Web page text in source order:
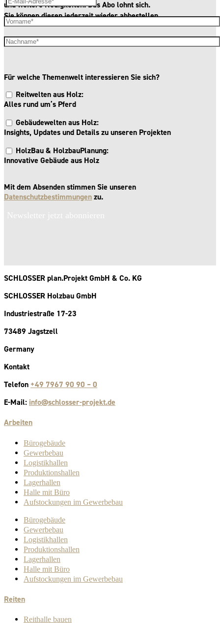
und weitereNeuigkeiten. Das Abo lohnt sich.
Sie können diesen jederzeit wieder abbestellen.
Für welche Themenwelt interessieren Sie sich?
Reitwelten aus Holz:
Alles rund um’s Pferd
Gebäudewelten aus Holz:
Insights, Updates und Details zu unseren Projekten
HolzBau & HolzbauPlanung:
Innovative Gebäude aus Holz
Mit dem Absenden stimmen Sie unseren
Datenschutzbestimmungen zu.
Newsletter jetzt abonnieren
SCHLOSSER plan.Projekt GmbH & Co. KG
SCHLOSSER Holzbau GmbH
Industriestraße 17-23
73489 Jagstzell
Germany
Kontakt
Telefon +49 7967 90 90 – 0
E-Mail: info@schlosser-projekt.de
Arbeiten
Bürogebäude
Gewerbebau
Logistikhallen
Produktionshallen
Lagerhallen
Halle mit Büro
Aufstockungen im Gewerbebau
Bürogebäude
Gewerbebau
Logistikhallen
Produktionshallen
Lagerhallen
Halle mit Büro
Aufstockungen im Gewerbebau
Reiten
Reithalle bauen